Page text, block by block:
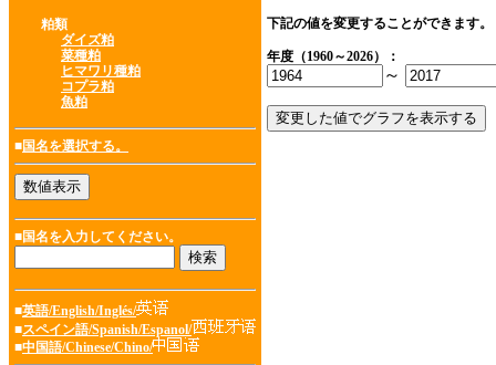
粕類
ダイズ粕
菜種粕
ヒマワリ種粕
コプラ粕
魚粕
■国名を選択する。
■国名を入力してください。
■英語/English/Inglés/
■スペイン語/Spanish/Espanol/
■中国語/Chinese/Chino/
下記の値を変更することができます。
年度（1960～2026）：
～